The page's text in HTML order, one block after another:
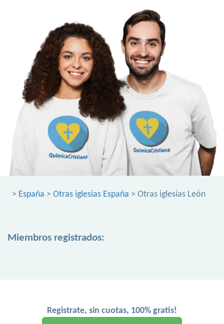
> España > Otras iglesias España > Otras iglesias León
Miembros registrados:
Registrate, sin cuotas, 100% gratis!